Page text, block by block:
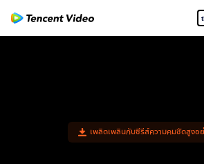
เพลิดเพลินกับซีรีส์ความคมชัดสูงอ